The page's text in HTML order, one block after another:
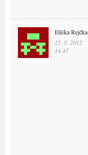
Eliška Rejčka
25. 5. 2012
14.47